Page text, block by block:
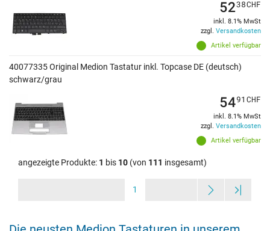
Artikel verfügbar
5238CHF
inkl. 8.1% MwSt
zzgl. Versandkosten
40077335 Original Medion Tastatur inkl. Topcase DE (deutsch)
schwarz/grau
Artikel verfügbar
5491 CHF
inkl. 8.1% MwSt
zzgl. Versandkosten
angezeigte Produkte: 1 bis 10 (von 111 insgesamt)
1